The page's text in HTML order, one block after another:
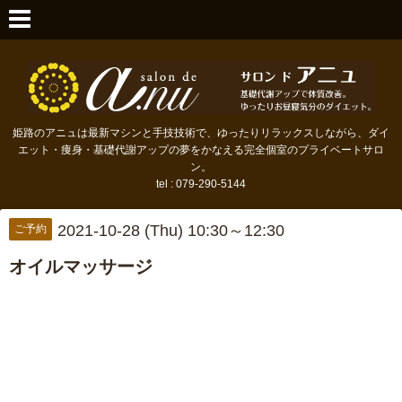
姫路のアニュは最新マシンと手技技術で、ゆったりリラックスしながら、ダイ
エット・痩身・基礎代謝アップの夢をかなえる完全個室のプライベートサロ
ン。
tel : 079-290-5144
ご予約 2021-10-28 (Thu) 10:30～12:30
オイルマッサージ